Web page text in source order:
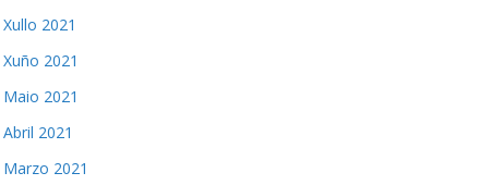
Xullo 2021
Xuño 2021
Maio 2021
Abril 2021
Marzo 2021